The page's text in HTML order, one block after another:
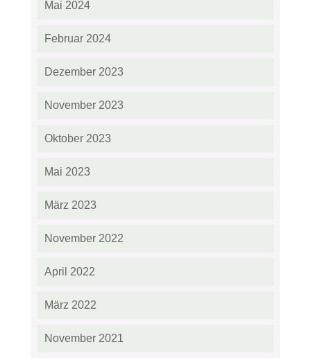
Mai 2024
Februar 2024
Dezember 2023
November 2023
Oktober 2023
Mai 2023
März 2023
November 2022
April 2022
März 2022
November 2021